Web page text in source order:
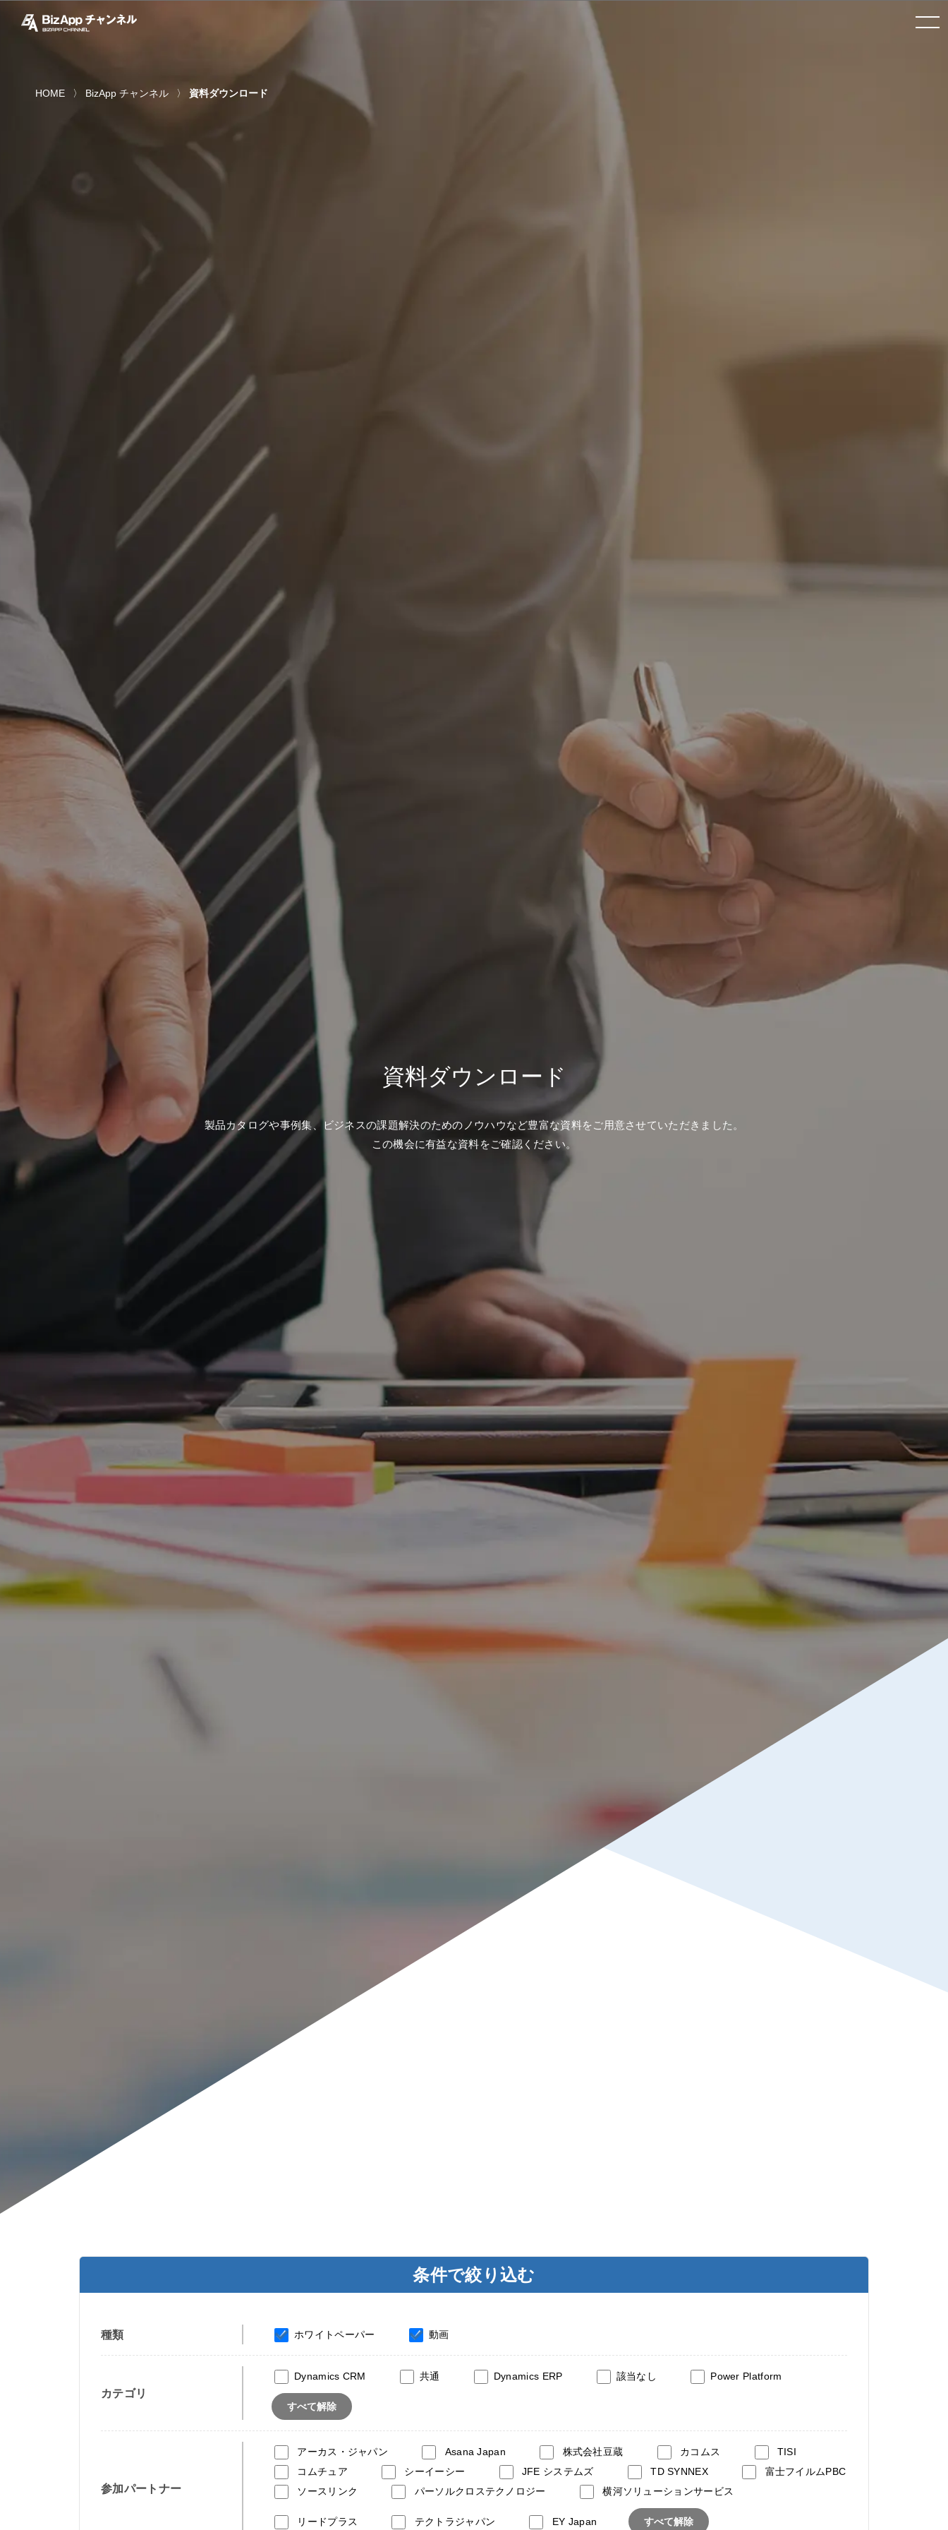
toggle
navigation
HOME BizApp チャンネル 資料ダウンロード
資料ダウンロード
製品カタログや事例集、ビジネスの課題解決のためのノウハウなど豊富な資料をご用意させていただきました。
この機会に有益な資料をご確認ください。
条件で絞り込む
種類 ホワイトペーパー 動画
カテゴリ
Dynamics CRM 共通 Dynamics ERP 該当なし Power Platform
すべて解除
参加パートナー
アーカス・ジャパン Asana Japan 株式会社豆蔵 カコムス
TISI
コムチュア
シーイーシー JFE システムズ TD SYNNEX
富士フイルムPBC
ソースリンク
パーソルクロステクノロジー 横河ソリューションサービス
リードプラス テクトラジャパン EY Japan すべて解除